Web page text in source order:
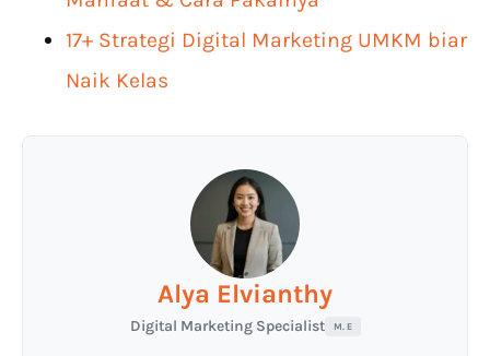
17+ Strategi Digital Marketing UMKM biar
Naik Kelas
Alya Elvianthy
Digital Marketing Specialist M. E